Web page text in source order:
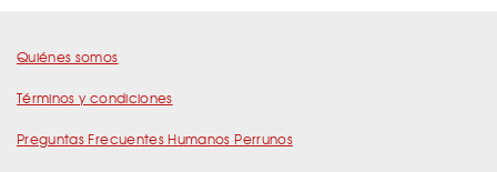
Quiénes somos
Términos y condiciones
Preguntas Frecuentes Humanos Perrunos